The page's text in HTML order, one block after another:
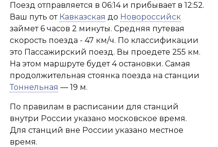
Поезд отправляется в 06:14 и прибывает в 12:52.
Ваш путь от Кавказская до Новороссийск
займет 6 часов 2 минуты. Средняя путевая
скорость поезда - 47 км/ч. По классификации
это Пассажирский поезд. Вы проедете 255 км.
На этом маршруте будет 4 остановки. Самая
продолжительная стоянка поезда на станции
Тоннельная — 19 м.
По правилам в расписании для станций
внутри России указано московское время.
Для станций вне России указано местное
время.